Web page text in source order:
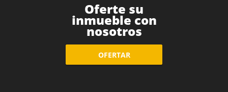
Oferte su
inmueble con
nosotros
OFERTAR